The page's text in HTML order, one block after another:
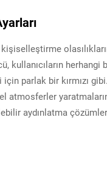
kullanıcıların
parlak bir kırmızı
aydınlatma